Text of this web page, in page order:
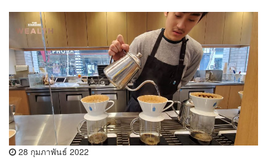
28 กุมภาพันธ์ 2022